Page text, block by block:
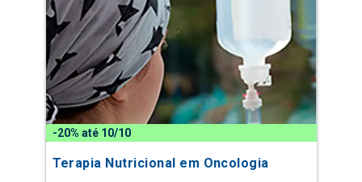
-20% até 10/10
Terapia Nutricional em Oncologia